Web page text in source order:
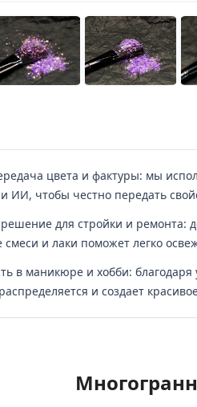
цвета и фактуры: мы
ИИ, чтобы честно передать
для стройки и ремонта:
и лаки поможет легко
в маникюре и хобби:
и создает